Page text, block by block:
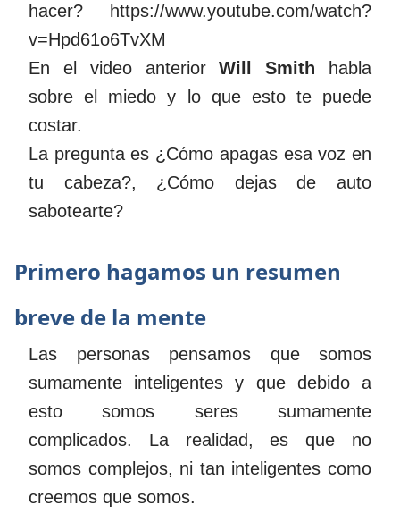
hacer?
https://www.youtube.com/watch?
v=Hpd61o6TvXM
En el video anteriorWill Smith habla
sobre el miedo y lo que esto te puede
costar.
La pregunta es ¿Cómo apagas esa voz en
tu cabeza?, ¿Cómo dejas de auto
sabotearte?
Primero hagamos un resumen
breve de la mente
Las personas pensamos que somos
sumamente inteligentes y que debido a
esto somos seres sumamente
complicados. La realidad, es que no
somos complejos, ni tan inteligentes como
creemos que somos.